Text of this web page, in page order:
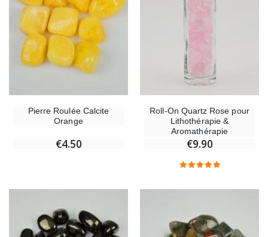
Pierre Roulée Calcite
Orange
€4.50
Roll-On Quartz Rose pour
Lithothérapie &
Aromathérapie
€9.90